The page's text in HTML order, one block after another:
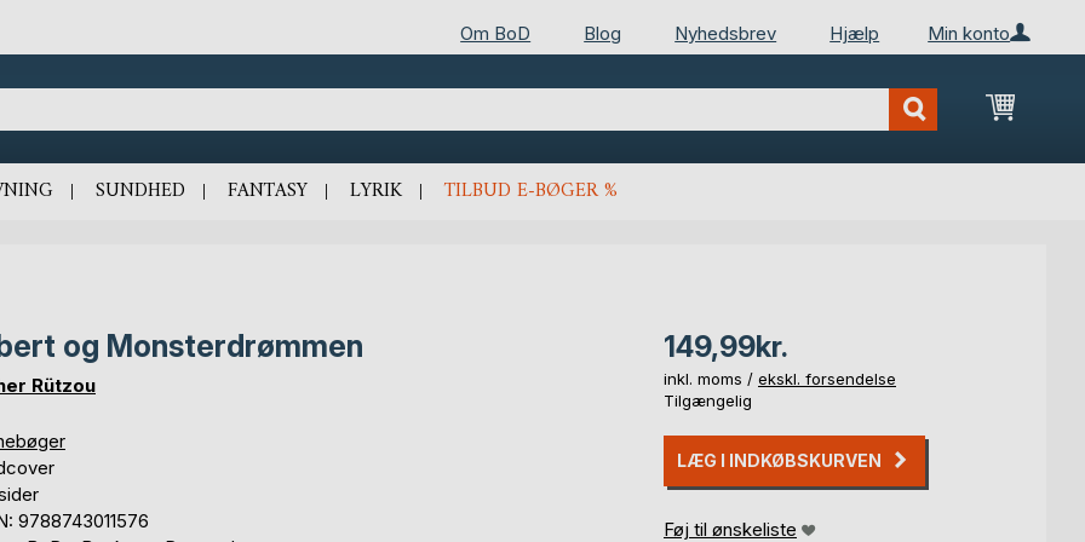
Min konto
Om BoD Blog Nyhedsbrev Hjælp
Min
SUNDHED FANTASY LYRIK TILBUD E-BØGER %
og Monsterdrømmen
Rützou
9788743011576
149,99kr.
inkl. moms / ekskl. forsendelse
Tilgængelig
LÆG I INDKØBSKURVEN
Føj til ønskeliste